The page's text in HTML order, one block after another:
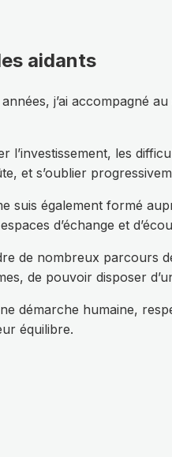
aidants
j’ai accompagné
l’investissement, les
et s’oublier
suis également formé
d’échange et
de nombreux
de pouvoir disposer
démarche humaine,
équilibre.